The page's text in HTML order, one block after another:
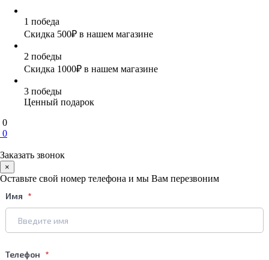
1 победа
Скидка 500₽ в нашем магазине
2 победы
Скидка 1000₽ в нашем магазине
3 победы
Ценный подарок
0
0
Заказать звонок
×
Оставьте свой номер телефона и мы Вам перезвоним
Имя
Телефон